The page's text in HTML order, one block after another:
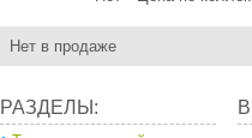
Нет в продаже
РАЗДЕЛЫ: